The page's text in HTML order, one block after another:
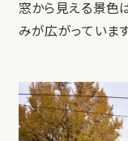
窓から見える景色
みが広がっています